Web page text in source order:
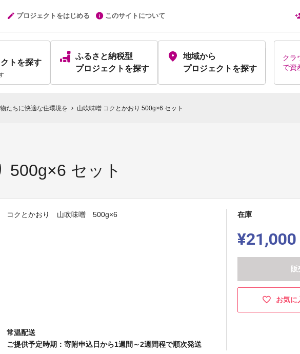
プロジェクトをはじめる このサイトについて
ト を探す
ふるさと納税型
プロジェクト を探す
地域から
プロジェクトを探す
クラ
で資
たちに快適な住環境を chevron_right 山吹味噌 コクとかおり 500g×6 セット
500g×6 セット
コクとかおり 山吹味噌 500g×6
常温配送
ご提供予定時期：寄附申込日から1週間～2週間程で順次発送
在庫
¥21,000
販
お気に